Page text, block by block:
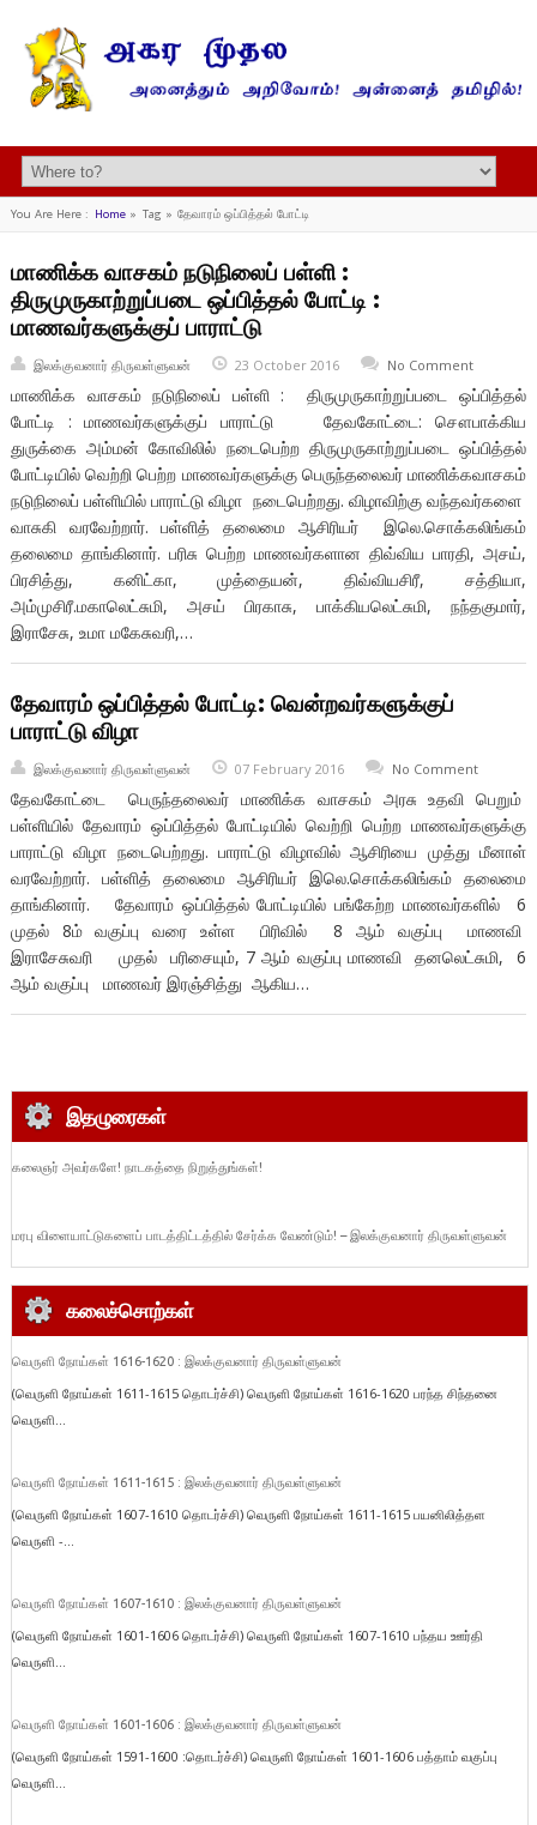
You Are Here : Home» Tag » தேவாரம் ஒப்பித்தல் போட்டி
மாணிக்க வாசகம் நடுநிலைப் பள்ளி :
திருமுருகாற்றுப்படை ஒப்பித்தல் போட்டி :
மாணவர்களுக்குப் பாராட்டு
இலக்குவனார் திருவள்ளுவன் 23 October 2016 No Comment
மாணிக்க வாசகம் நடுநிலைப் பள்ளி : திருமுருகாற்றுப்படை ஒப்பித்தல்
போட்டி : மாணவர்களுக்குப் பாராட்டு தேவகோட்டை: சௌபாக்கிய
துருக்கை அம்மன் கோவிலில் நடைபெற்ற திருமுருகாற்றுப்படை ஒப்பித்தல்
போட்டியில் வெற்றி பெற்ற மாணவர்களுக்கு பெருந்தலைவர் மாணிக்கவாசகம்
நடுநிலைப் பள்ளியில் பாராட்டு விழா நடைபெற்றது. விழாவிற்கு வந்தவர்களை
வாசுகி வரவேற்றார். பள்ளித் தலைமை ஆசிரியர் இலெ.சொக்கலிங்கம்
தலைமை தாங்கினார். பரிசு பெற்ற மாணவர்களான திவ்விய பாரதி, அசய்,
பிரசித்து, கனிட்கா, முத்தையன், திவ்வியசிரீ, சத்தியா,
அம்முசிரீ.மகாலெட்சுமி, அசய் பிரகாசு, பாக்கியலெட்சுமி, நந்தகுமார்,
இராசேசு, உமா மகேசுவரி,…
தேவாரம் ஒப்பித்தல் போட்டி: வென்றவர்களுக்குப்
பாராட்டு விழா
இலக்குவனார் திருவள்ளுவன் 07 February 2016 No Comment
தேவகோட்டை பெருந்தலைவர் மாணிக்க வாசகம் அரசு உதவி பெறும்
பள்ளியில் தேவாரம் ஒப்பித்தல் போட்டியில் வெற்றி பெற்ற மாணவர்களுக்கு
பாராட்டு விழா நடைபெற்றது. பாராட்டு விழாவில் ஆசிரியை முத்து மீனாள்
வரவேற்றார். பள்ளித் தலைமை ஆசிரியர் இலெ.சொக்கலிங்கம் தலைமை
தாங்கினார். தேவாரம் ஒப்பித்தல் போட்டியில் பங்கேற்ற மாணவர்களில் 6
முதல் 8ம் வகுப்பு வரை உள்ள பிரிவில் 8 ஆம் வகுப்பு மாணவி
இராசேசுவரி முதல் பரிசையும், 7 ஆம் வகுப்பு மாணவி தனலெட்சுமி, 6
ஆம் வகுப்பு மாணவர் இரஞ்சித்து ஆகிய…
இதழுரைகள்
கலைஞர் அவர்களே! நாடகத்தை நிறுத்துங்கள்!
மரபு விளையாட்டுகளைப் பாடத்திட்டத்தில் சேர்க்க வேண்டும்! – இலக்குவனார் திருவள்ளுவன்
கலைச்சொற்கள்
வெருளி நோய்கள் 1616-1620 : இலக்குவனார் திருவள்ளுவன்
(வெருளி நோய்கள் 1611-1615 தொடர்ச்சி) வெருளி நோய்கள் 1616-1620 பரந்த சிந்தனை
வெருளி...
வெருளி நோய்கள் 1611-1615 : இலக்குவனார் திருவள்ளுவன்
(வெருளி நோய்கள் 1607-1610 தொடர்ச்சி) வெருளி நோய்கள் 1611-1615 பயனிலித்தள
வெருளி -...
வெருளி நோய்கள் 1607-1610 : இலக்குவனார் திருவள்ளுவன்
(வெருளி நோய்கள் 1601-1606 தொடர்ச்சி) வெருளி நோய்கள் 1607-1610 பந்தய ஊர்தி
வெருளி...
வெருளி நோய்கள் 1601-1606 : இலக்குவனார் திருவள்ளுவன்
(வெருளி நோய்கள் 1591-1600 :தொடர்ச்சி) வெருளி நோய்கள் 1601-1606 பத்தாம் வகுப்பு
வெருளி...